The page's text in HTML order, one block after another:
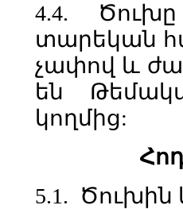
4.4.
տարեկան
չափով և
են
կողմից:
5.1.